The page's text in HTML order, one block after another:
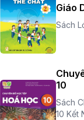
Giáo
Sách
10
Sách
10 Kết